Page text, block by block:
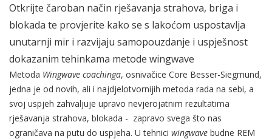
Otkrijte čaroban način rješavanja strahova, briga i
blokada te provjerite kako se s lakoćom uspostavlja
unutarnji mir i razvijaju samopouzdanje i uspješnost
dokazanim tehinkama metode wingwave
Metoda Wingwave coachinga, osnivačice Core Besser-Siegmund,
jedna je od novih, ali i najdjelotvornijih metoda rada na sebi, a
svoj uspjeh zahvaljuje upravo nevjerojatnim rezultatima
rješavanja strahova, blokada - zapravo svega što nas
ograničava na putu do uspjeha. U tehnici wingwave budne REM